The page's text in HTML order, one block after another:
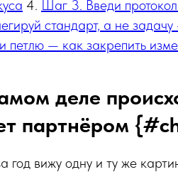
4. Шаг 3. Введи
стандарт, а не
— как закрепить
деле
партнёром
год вижу одну и ту же